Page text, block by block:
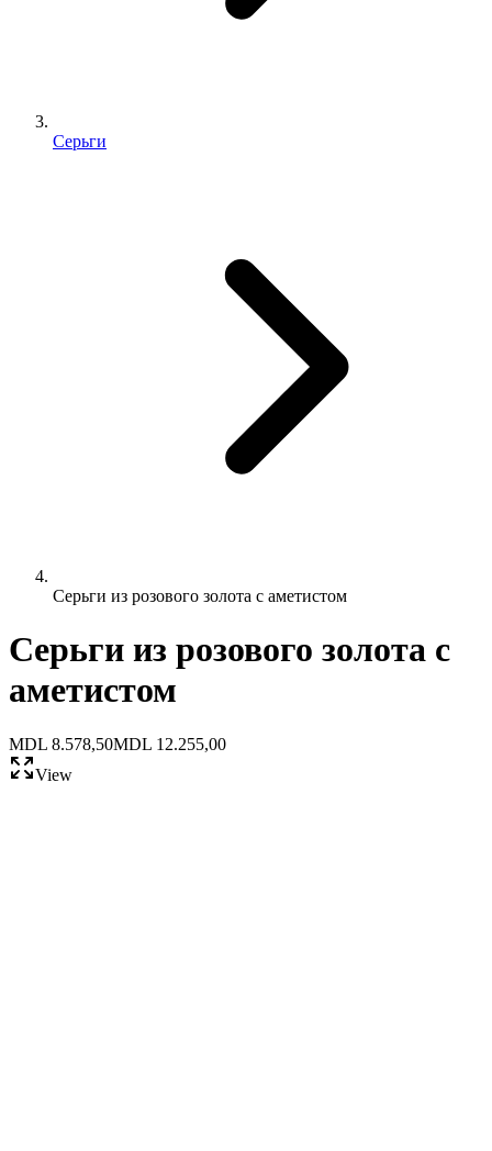
Серьги
Серьги из розового золота с аметистом
Серьги из розового золота с
аметистом
MDL 8.578,50MDL 12.255,00
View